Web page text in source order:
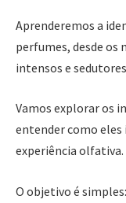
Aprenderemos a
perfumes, desde os
intensos e
Vamos explorar os
entender como
experiência olfativa.
O objetivo é